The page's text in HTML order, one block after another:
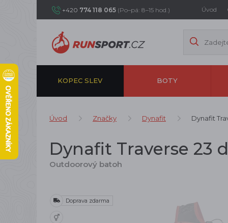
+420 774 118 065 (Po–pá: 8–15 hod.) Úvod
KOPEC SLEV BOTY
Úvod Značky Dynafit Dynafit
Dynafit Traverse 23
Outdoorový batoh
Doprava zdarma